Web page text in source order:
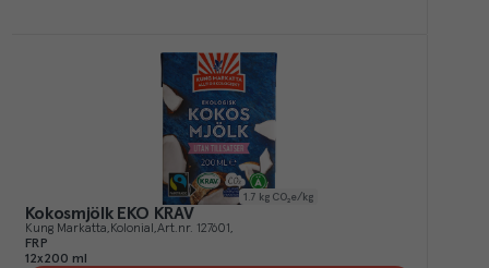
1.7 kg CO₂e/kg
Kokosmjölk EKO KRAV
Kung Markatta Kolonial Art.nr. 127601
FRP
12x200 ml